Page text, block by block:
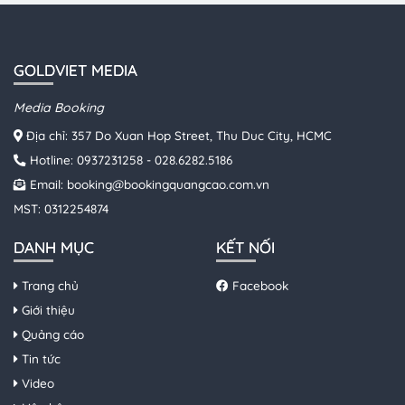
GOLDVIET MEDIA
Media Booking
Địa chỉ: 357 Do Xuan Hop Street, Thu Duc City, HCMC
Hotline: 0937231258 - 028.6282.5186
Email: booking@bookingquangcao.com.vn
MST: 0312254874
DANH MỤC
Trang chủ
Giới thiệu
Quảng cáo
Tin tức
Video
KẾT NỐI
Facebook